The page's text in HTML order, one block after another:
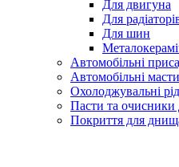
Для двигуна
Для
Для шин
Автомобільні
Автомобільні
Охолоджувальні
Пасти та очисники
Покриття для